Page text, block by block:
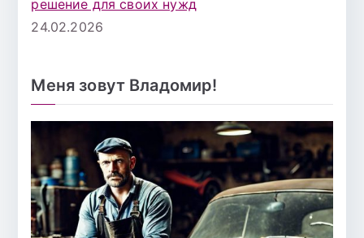
решение для своих нужд
24.02.2026
Меня зовут Владомир!